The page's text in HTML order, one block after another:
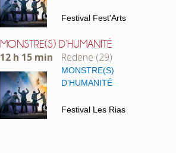
Festival Fest'Arts
MONSTRE(S) D’HUMANITÉ
12 h 15 min Redene (29)
MONSTRE(S)
D’HUMANITÉ
Festival Les Rias